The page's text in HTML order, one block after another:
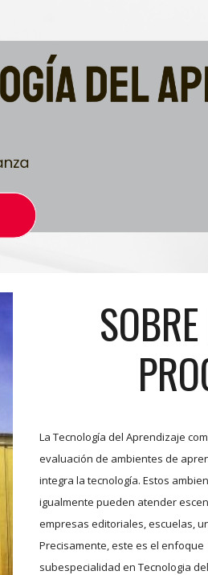
La Tecnología del Aprendizaje
evaluación de ambientes de
integra la tecnología. Estos
igualmente pueden atender
empresas editoriales, escuelas,
Precisamente, este es el
subespecialidad en Tecnologia